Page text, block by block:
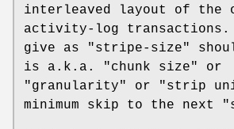
interleaved layout of the
activity-log transactions.
give as "stripe-size"
is a.k.a. "chunk size" or
"granularity" or "strip
minimum skip to the next